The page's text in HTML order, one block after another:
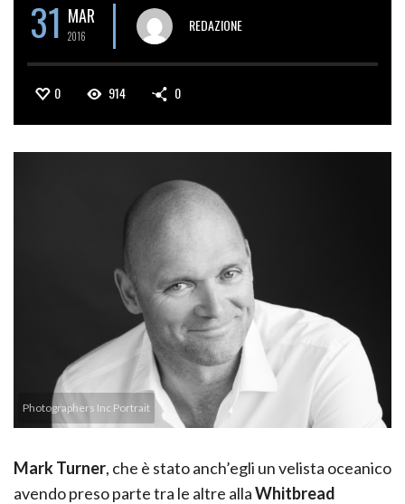
31 MAR
2016
REDAZIONE
0 914 0
Photographers Inc Portrait
Mark Turner, che è stato anch’egli un velista oceanico
avendo preso parte tra le altre allaWhitbread